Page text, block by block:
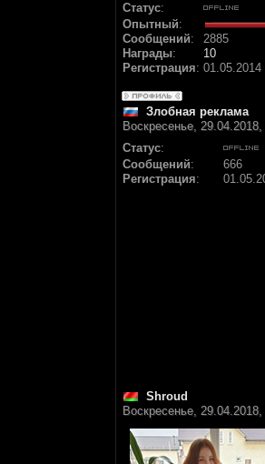
Статус:
Опытный:
Сообщений:
2885
Награды:
10
Регистрация: 01.05.2014
Злобная реклама
Воскресенье,
Статус:
Сообщений:
666
Регистрация:
Shroud
Воскресенье,